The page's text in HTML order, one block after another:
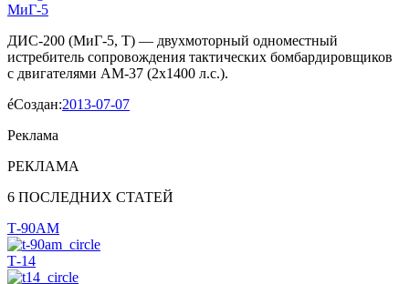
МиГ-5
ДИС-200 (МиГ-5, T) — двухмоторный одноместный
истребитель сопровождения тактических бомбардировщиков
с двигателями АМ-37 (2х1400 л.с.).
Создан:2013-07-07
Реклама
РЕКЛАМА
6 ПОСЛЕДНИХ СТАТЕЙ
Т-90АМ
Т-14